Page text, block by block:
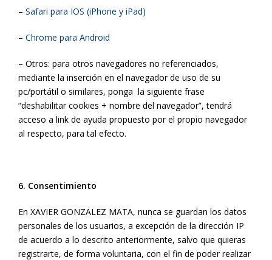
– Safari para IOS (iPhone y iPad)
– Chrome para Android
– Otros: para otros navegadores no referenciados,
mediante la inserción en el navegador de uso de su
pc/portátil o similares, ponga la siguiente frase
“deshabilitar cookies + nombre del navegador”, tendrá
acceso a link de ayuda propuesto por el propio navegador
al respecto, para tal efecto.
6. Consentimiento
En XAVIER GONZALEZ MATA, nunca se guardan los datos
personales de los usuarios, a excepción de la dirección IP
de acuerdo a lo descrito anteriormente, salvo que quieras
registrarte, de forma voluntaria, con el fin de poder realizar